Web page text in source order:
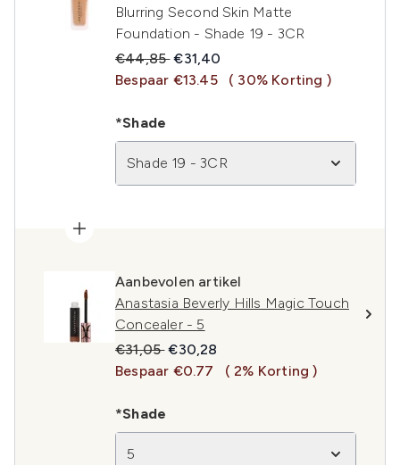
Blurring Second Skin Matte
Foundation - Shade 19 - 3CR
Recommended Retail Price:
€44,85Huidige prijs:
€31,40
Bespaar €13.45
( 30% Korting )
*Shade
Shade 19 - 3CR
Aanbevolen artikel
Anastasia Beverly Hills Magic Touch
Concealer - 5
Recommended Retail Price:
€31,05Huidige prijs:
€30,28
Bespaar €0.77
( 2% Korting )
*Shade
5